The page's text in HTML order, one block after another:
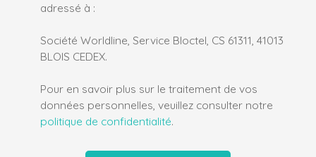
adressé à :
Société Worldline, Service Bloctel, CS 61311, 41013
BLOIS CEDEX.
Pour en savoir plus sur le traitement de vos
données personnelles, veuillez consulter notre
politique de confidentialité.